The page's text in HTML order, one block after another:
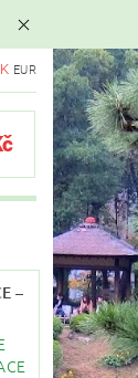
EUR
–